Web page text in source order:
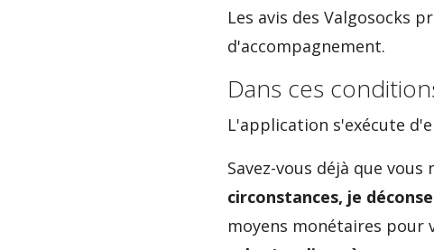
Les avis des Valgosocks
d'accompagnement.
Dans ces
L'application s'exécute
Savez-vous déjà que
circonstances, je
moyens monétaires pour